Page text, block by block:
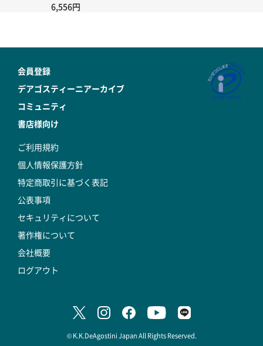
6,556円
会員登録
デアゴスティーニアーカイブ
コミュニティ
書店様向け
ご利用規約
個人情報保護方針
特定商取引に基づく表記
公表事項
セキュリティについて
著作権について
会社概要
ログアウト
© K.K.DeAgostini Japan All Rights Reserved.